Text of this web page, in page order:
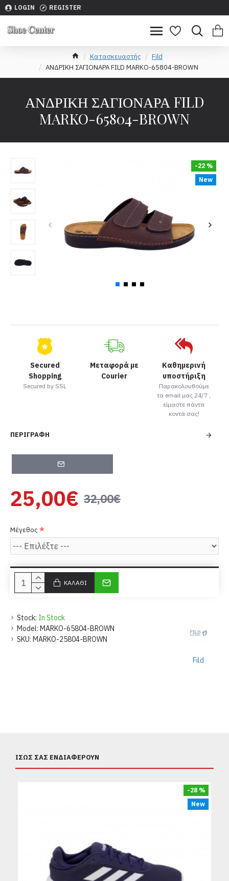
LOGIN REGISTER
Κατασκευαστής
Fild
ΑΝΔΡΙΚΗ ΣΑΓΙΟΝΑΡΑ FILD MARKO-65804-BROWN
ΑΝΔΡΙΚΗ ΣΑΓΙΟΝΑΡΑ FILD
MARKO-65804-BROWN
New
-22 %
Secured
Shopping
Secured by SSL
Μεταφορά με
Courier
Καθημερινή
υποστήριξη
Παρακολουθούμε
τα email μας 24/7 ,
είμαστε πάντα
κοντά σας!
ΠΕΡΙΓΡΑΦΉ
Stock: In Stock
Model: MARKO-65804-BROWN
SKU: MARKO-25804-BROWN
Fild
32,00€
25,00€
Μέγεθος
ΚΑΛΆΘΙ
ΊΣΩΣ ΣΑΣ ΕΝΔΙΑΦΈΡΟΥΝ
New
-28 %